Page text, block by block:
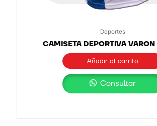
Deportes
CAMISETA DEPORTIVA
Añadir al carrito
Consultar